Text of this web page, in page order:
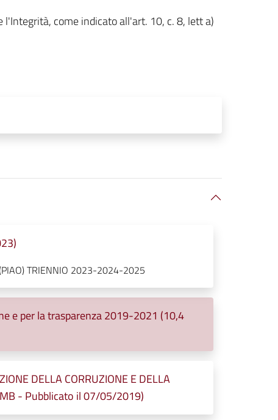
l'Integrità, come indicato all'art. 10, c. 8, lett a)
(PIAO) TRIENNIO 2023-2024-2025
e per la trasparenza 2019-2021 (10,4
DELLA CORRUZIONE E DELLA
- Pubblicato il 07/05/2019)